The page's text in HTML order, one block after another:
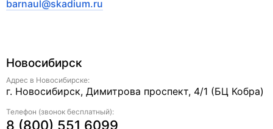
barnaul@skadium.ru
Новосибирск
Адрес в Новосибирске:
г. Новосибирск, Димитрова проспект, 4/1 (БЦ Кобра)
Телефон (звонок бесплатный):
8 (800) 551 6099